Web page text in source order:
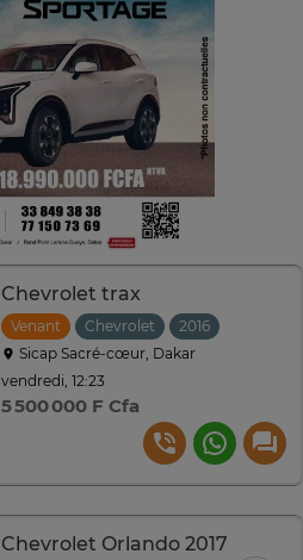
Chevrolet trax
Venant Chevrolet 2016
Sicap Sacré-cœur, Dakar
vendredi, 12:23
5 500 000 F Cfa
Chevrolet Orlando 2017